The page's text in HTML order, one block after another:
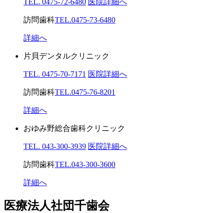
TEL. 0475-72-6480 医院詳細へ
訪問歯科TEL.0475-73-6480
詳細へ
片貝デンタルクリニック
TEL. 0475-70-7171 医院詳細へ
訪問歯科TEL.0475-76-8201
詳細へ
おゆみ野総合歯科クリニック
TEL. 043-300-3939 医院詳細へ
訪問歯科TEL.043-300-3600
詳細へ
医療法人社団千歯会